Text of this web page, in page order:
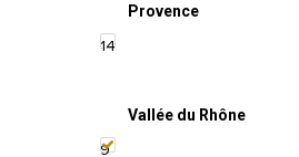
Provence
14
Vallée du Rhône
9